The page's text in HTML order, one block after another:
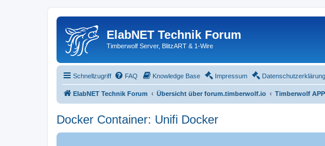
ElabNET Technik Forum
Timberwolf Server, BlitzART & 1-Wire
Schnellzugriff FAQ Knowledge Base Impressum Datenschutzerklärung
ElabNET Technik Forum Übersicht über forum.timberwolf.io Timberwolf
Docker Container: Unifi Docker